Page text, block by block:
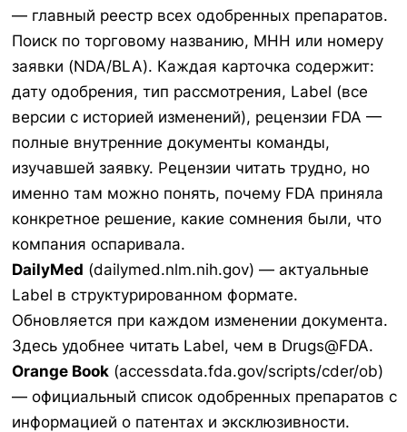
— главный реестр всех одобренных препаратов.
Поиск по торговому названию, МНН или номеру
заявки (NDA/BLA). Каждая карточка содержит:
дату одобрения, тип рассмотрения, Label (все
версии с историей изменений), рецензии FDA —
полные внутренние документы команды,
изучавшей заявку. Рецензии читать трудно, но
именно там можно понять, почему FDA приняла
конкретное решение, какие сомнения были, что
компания оспаривала.
DailyMed (dailymed.nlm.nih.gov) — актуальные
Label в структурированном формате.
Обновляется при каждом изменении документа.
Здесь удобнее читать Label, чем в Drugs@FDA.
Orange Book (accessdata.fda.gov/scripts/cder/ob)
— официальный список одобренных препаратов с
информацией о патентах и эксклюзивности.